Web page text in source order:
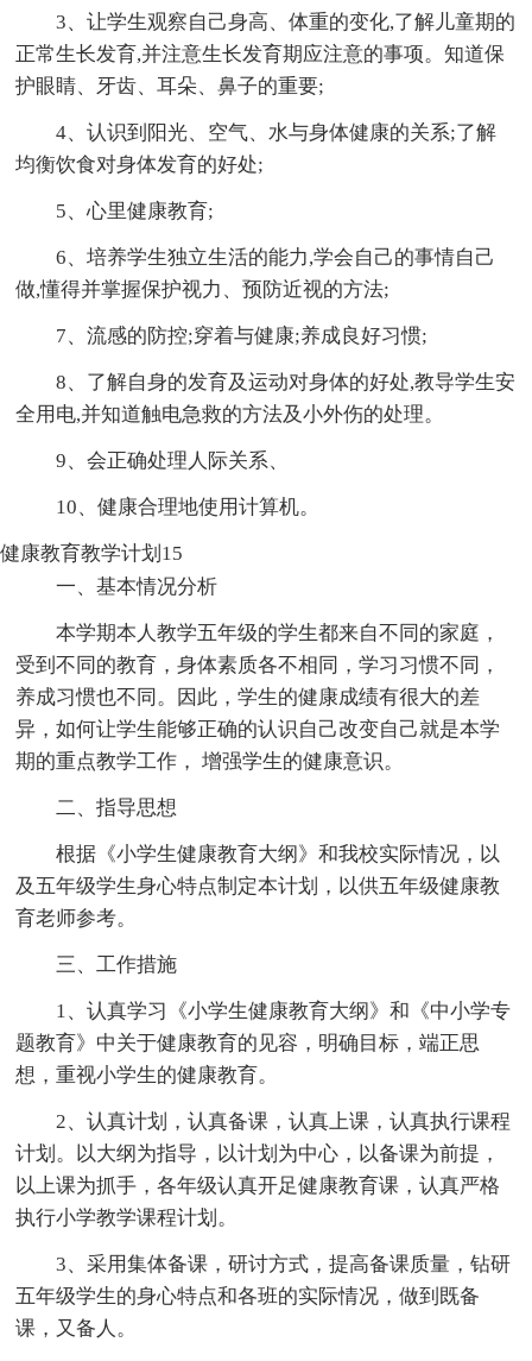
3、让学生观察自己身高、体重的变化,了解儿童期的
正常生长发育,并注意生长发育期应注意的事项。知道保
护眼睛、牙齿、耳朵、鼻子的重要;
4、认识到阳光、空气、水与身体健康的关系;了解
均衡饮食对身体发育的好处;
5、心里健康教育;
6、培养学生独立生活的能力,学会自己的事情自己
做,懂得并掌握保护视力、预防近视的方法;
7、流感的防控;穿着与健康;养成良好习惯;
8、了解自身的发育及运动对身体的好处,教导学生安
全用电,并知道触电急救的方法及小外伤的处理。
9、会正确处理人际关系、
10、健康合理地使用计算机。
健康教育教学计划15
一、基本情况分析
本学期本人教学五年级的学生都来自不同的家庭，
受到不同的教育，身体素质各不相同，学习习惯不同，
养成习惯也不同。因此，学生的健康成绩有很大的差
异，如何让学生能够正确的认识自己改变自己就是本学
期的重点教学工作， 增强学生的健康意识。
二、指导思想
根据《小学生健康教育大纲》和我校实际情况，以
及五年级学生身心特点制定本计划，以供五年级健康教
育老师参考。
三、工作措施
1、认真学习《小学生健康教育大纲》和《中小学专
题教育》中关于健康教育的见容，明确目标，端正思
想，重视小学生的健康教育。
2、认真计划，认真备课，认真上课，认真执行课程
计划。以大纲为指导，以计划为中心，以备课为前提，
以上课为抓手，各年级认真开足健康教育课，认真严格
执行小学教学课程计划。
3、采用集体备课，研讨方式，提高备课质量，钻研
五年级学生的身心特点和各班的实际情况，做到既备
课，又备人。